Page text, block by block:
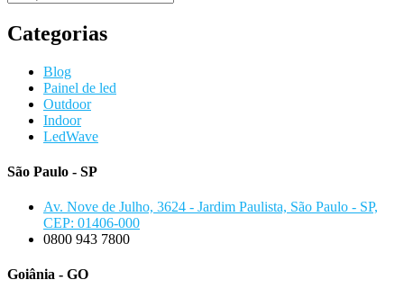
Categorias
Blog
Painel de led
Outdoor
Indoor
LedWave
São Paulo - SP
Av. Nove de Julho, 3624 - Jardim Paulista, São Paulo - SP,
CEP: 01406-000
0800 943 7800
Goiânia - GO